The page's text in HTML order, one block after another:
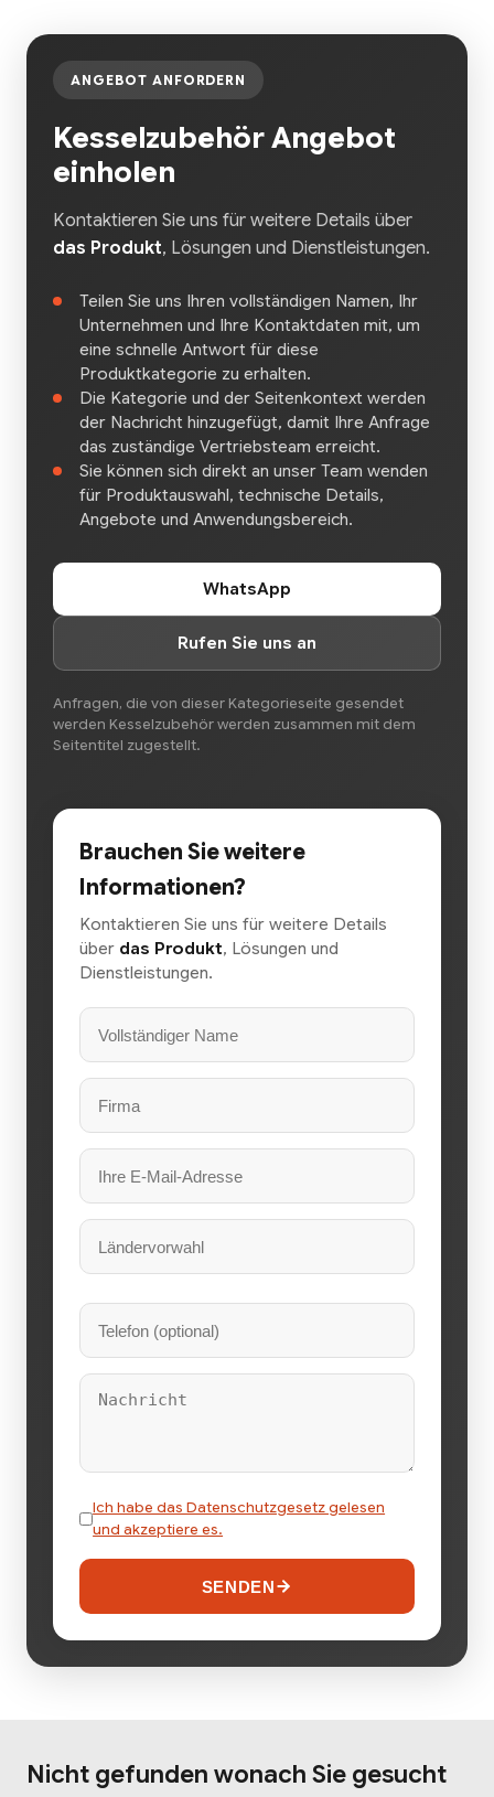
ANGEBOT ANFORDERN
Kesselzubehör Angebot
einholen
Kontaktieren Sie uns für weitere Details über
das Produkt, Lösungen und Dienstleistungen.
Teilen Sie uns Ihren vollständigen Namen, Ihr
Unternehmen und Ihre Kontaktdaten mit, um
eine schnelle Antwort für diese
Produktkategorie zu erhalten.
Die Kategorie und der Seitenkontext werden
der Nachricht hinzugefügt, damit Ihre Anfrage
das zuständige Vertriebsteam erreicht.
Sie können sich direkt an unser Team wenden
für Produktauswahl, technische Details,
Angebote und Anwendungsbereich.
WhatsApp
Rufen Sie uns an
Anfragen, die von dieser Kategorieseite gesendet
werden Kesselzubehör werden zusammen mit dem
Seitentitel zugestellt.
Brauchen Sie weitere
Informationen?
Kontaktieren Sie uns für weitere Details
über das Produkt, Lösungen und
Dienstleistungen.
Ich habe das Datenschutzgesetz gelesen
und akzeptiere es.
SENDEN
Nicht gefunden wonach Sie gesucht